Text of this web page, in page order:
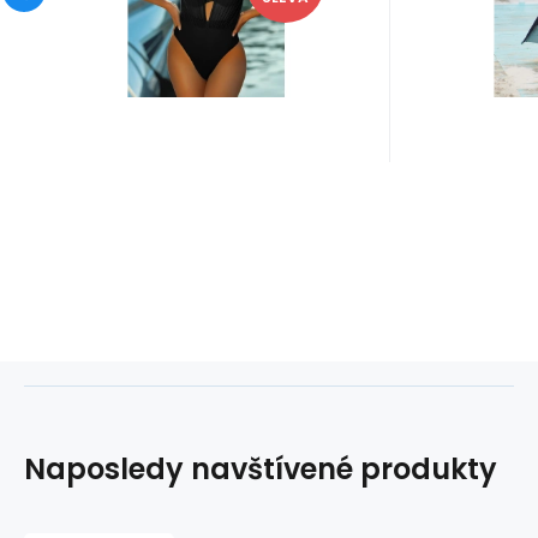
regulovatelná a odníma
ke
Naposledy navštívené produkty